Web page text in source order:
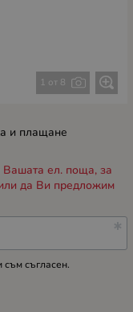
1 от 8
и плащане
Вашата ел. поща, за
да Ви предложим
съм съгласен.